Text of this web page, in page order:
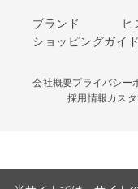
ブランド ヒ
ショッピングガイド
会社概要プライバシー
採用情報カス